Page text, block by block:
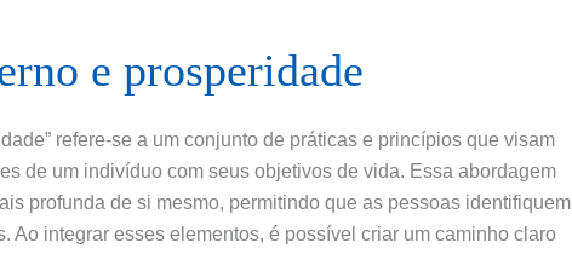
e prosperidade
refere-se a um conjunto de práticas e princípios que visam
de um indivíduo com seus objetivos de vida. Essa abordagem
profunda de si mesmo, permitindo que as pessoas identifiquem
Ao integrar esses elementos, é possível criar um caminho claro